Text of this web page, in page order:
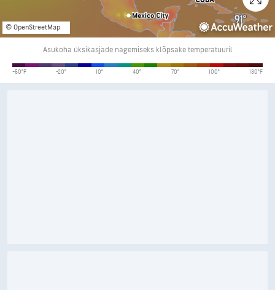
© OpenStreetMap
Asukoha üksikasjade nägemiseks klõpsake temperatuuril
-50°F -20° 10° 40° 70° 100° 130°F